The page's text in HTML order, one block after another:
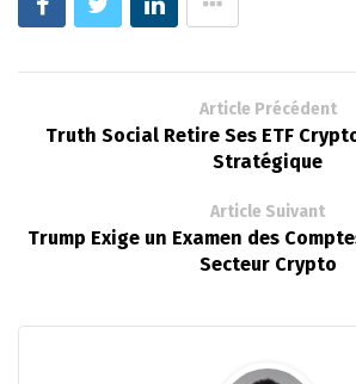
Article Précédent
Truth Social Retire Ses ETF
Stratégique
Article Suivant
Trump Exige un Examen des
Secteur Crypto